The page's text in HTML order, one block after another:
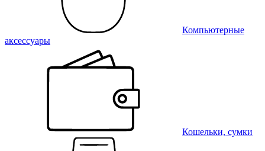
Компьютерные
аксессуары
Кошельки, сумки